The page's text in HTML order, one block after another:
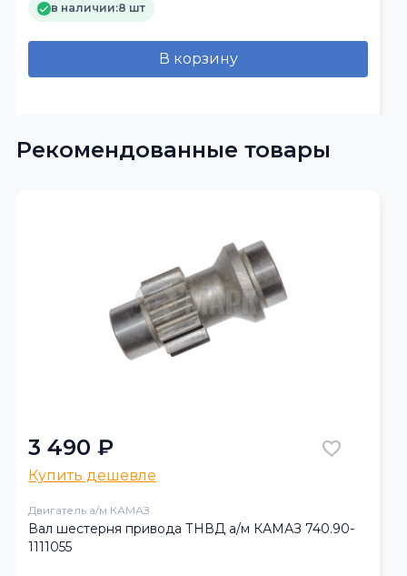
в наличии:8 шт
В корзину
Рекомендованные товары
3 490 ₽
Купить дешевле
Двигатель а/м КАМАЗ
Вал шестерня привода ТНВД а/м КАМАЗ 740.90-
1111055